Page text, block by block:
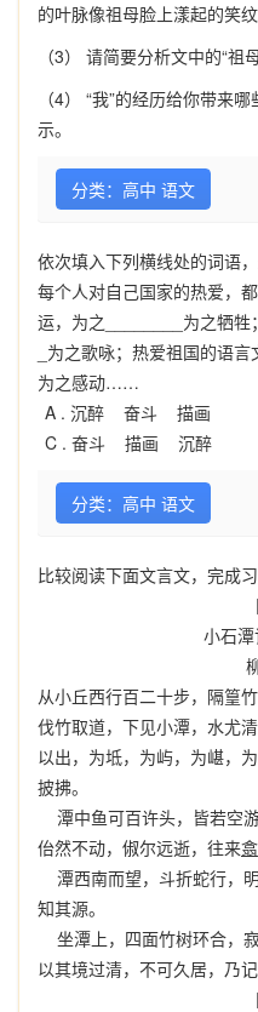
的叶脉像祖母脸上漾起的笑纹
（3） 请简要分析文中的“祖
（4） “我”的经历给你带来
示。
分类：高中 语文
依次填入下列横线处的词语
每个人对自己国家的热爱，
运，为之________为之牺牲
_为之歌咏；热爱祖国的语
为之感动……
A . 沉醉 奋斗 描画
C . 奋斗 描画 沉醉
分类：高中 语文
比较阅读下面文言文，完成习
小石潭
从小丘西行百二十步，隔篁
伐竹取道，下见小潭，水尤
以出，为坻，为屿，为嵁，
披拂。
潭中鱼可百许头，皆若空
佁然不动，俶尔远逝，往来翕
潭西南而望，斗折蛇行，
知其源。
坐潭上，四面竹树环合，
以其境过清，不可久居，乃记